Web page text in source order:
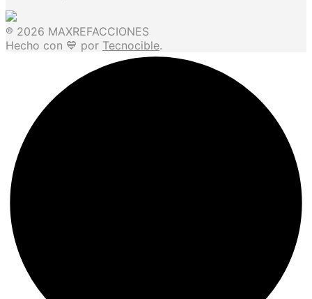
® 2026 MAXREFACCIONES
Hecho con 💙 por Tecnocible.